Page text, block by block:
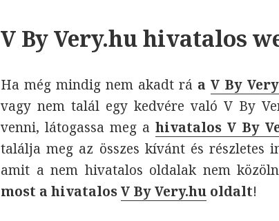
V By Very.hu hivatalos
Ha még mindig nem akadt rá aV By
vagy nem talál egy kedvére való V By
venni, látogassa meg ahivatalos V By
találja meg az összes kívánt és részletes
amit a nem hivatalos oldalak nem
most a hivatalosV By Very.hu oldalt!